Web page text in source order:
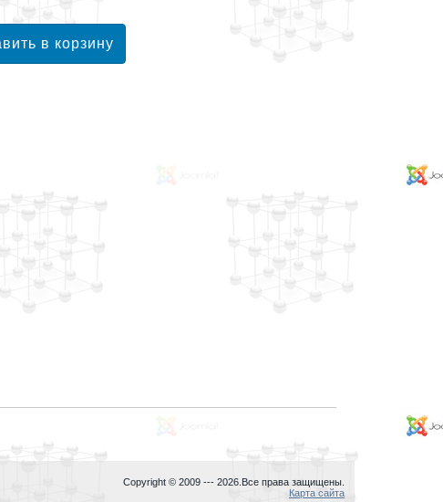
Copyright © 2009 --- 2026.Все права защищены.
Карта сайта